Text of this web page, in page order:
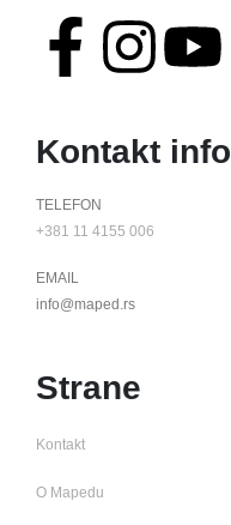
Kontakt info
TELEFON
+381 11 4155 006
EMAIL
info@maped.rs
Strane
Kontakt
O Mapedu